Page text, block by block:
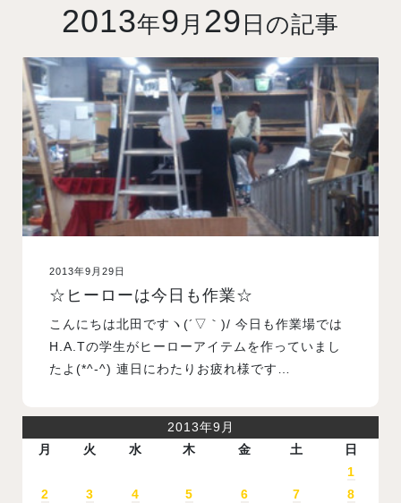
学生生活
就職・デビュー
入試案内
学校情報
オープンキャンパス
訪問者別メニュー
2013年9 月 29 日の記事
2013年9月29日
☆ヒーローは今日も作業☆
こんにちは北田ですヽ(´▽｀)/ 今日も作業場では
H.A.Tの学生がヒーローアイテムを作っていまし
たよ(*^-^) 連日にわたりお疲れ様です…
2013年9月
月
火 水 木 金 土 日
1
2
3 4 5 6 7
8